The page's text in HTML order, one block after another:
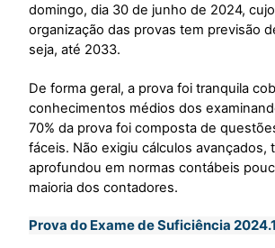
domingo, dia 30 de junho de 2024,
organização das provas tem previsão
seja, até 2033.
De forma geral, a prova foi tranquila
conhecimentos médios dos
70% da prova foi composta de
fáceis. Não exigiu cálculos avançados,
aprofundou em normas contábeis
maioria dos contadores.
Prova do Exame de Suficiência 2024.1